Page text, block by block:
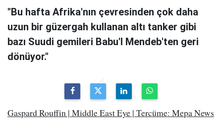
"Bu hafta Afrika'nın çevresinden çok daha
uzun bir güzergah kullanan altı tanker gibi
bazı Suudi gemileri Babu'l Mendeb'ten geri
dönüyor."
Gaspard Rouffin | Middle East Eye | Tercüme: Mepa News